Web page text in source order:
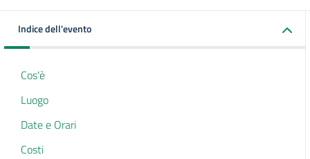
Indice dell'evento
Cos'è
Luogo
Date e Orari
Costi